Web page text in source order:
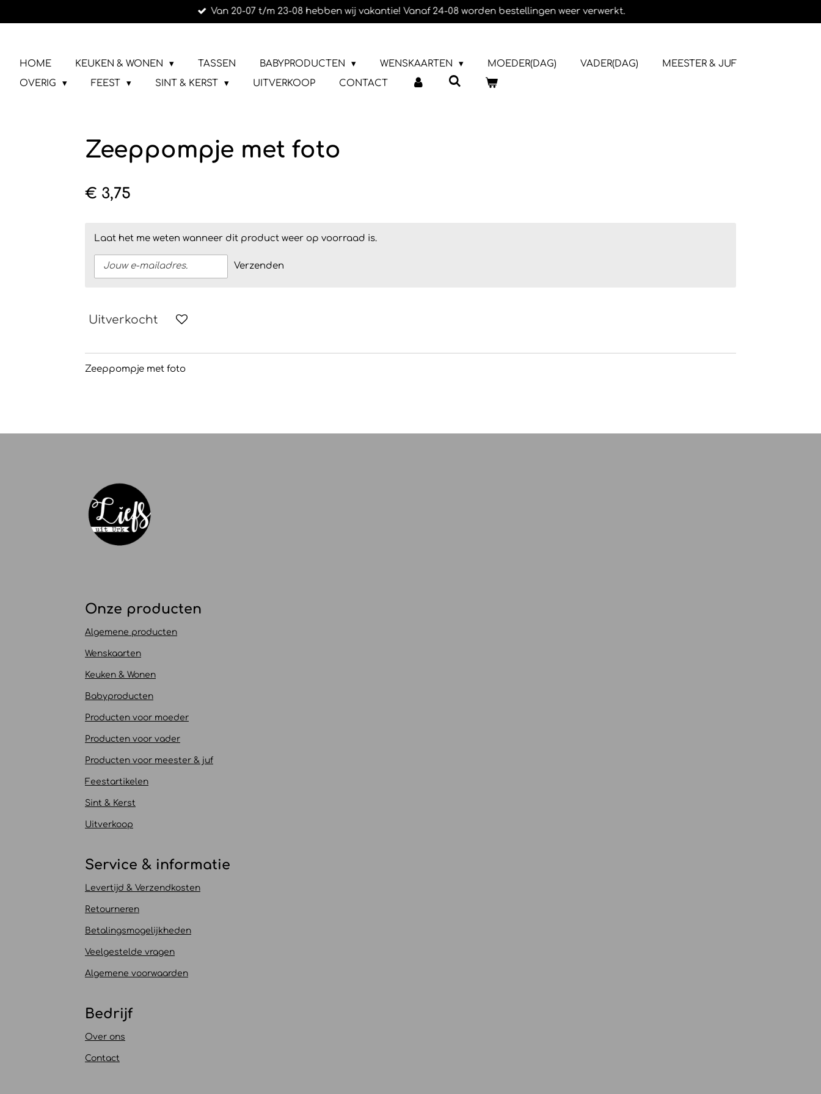
direct
hoofdinhoud
Van 20-07 t/m 23-08 hebben wij vakantie! Vanaf 24-08 worden bestellingen weer verwerkt.
HOME KEUKEN & WONEN TASSEN BABYPRODUCTEN WENSKAARTEN MOEDER(DAG) VADER(DAG)
MEESTER & JUF
OVERIG
FEEST SINT & KERST UITVERKOOP CONTACT
Zeeppompje met foto
€ 3,75
Laat het me weten wanneer dit product weer op voorraad is.
Verzenden
Uitverkocht
Zeeppompje met foto
Onze producten
Algemene producten
Wenskaarten
Keuken & Wonen
Babyproducten
Producten voor moeder
Producten voor vader
Producten voor meester & juf
Feestartikelen
Sint & Kerst
Uitverkoop
Service & informatie
Levertijd & Verzendkosten
Retourneren
Betalingsmogelijkheden
Veelgestelde vragen
Algemene voorwaarden
Bedrijf
Over ons
Contact